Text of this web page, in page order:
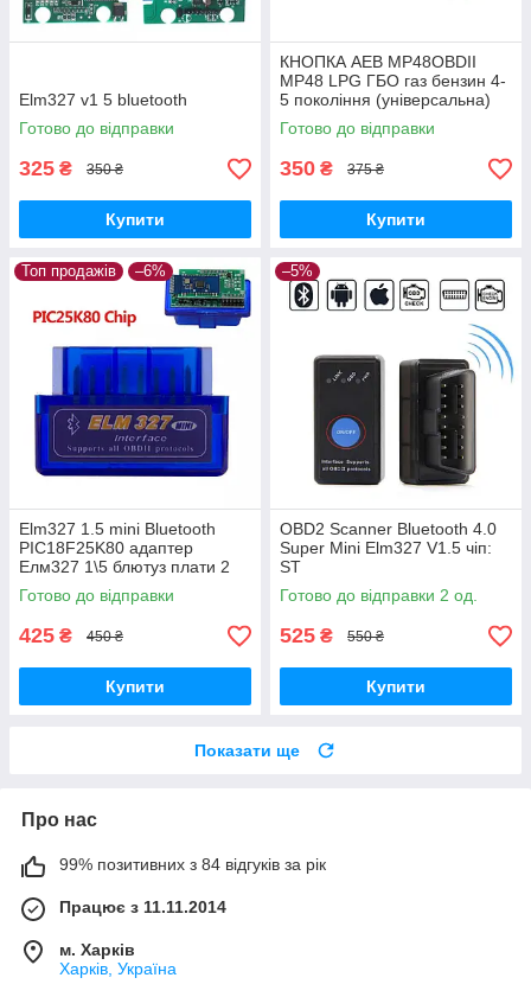
Elm327 v1 5 bluetooth
Готово до відправки
325 ₴ 350 ₴
Купити
КНОПКА AEB MP48OBDII
MP48 LPG ГБО газ бензин 4-
5 покоління (універсальна)
Готово до відправки
350 ₴ 375 ₴
Купити
Топ продажів –6%
Elm327 1.5 mini Bluetooth
PIC18F25K80 адаптер
Елм327 1\5 блютуз плати 2
Готово до відправки
425 ₴ 450 ₴
Купити
–5%
OBD2 Scanner Bluetooth 4.0
Super Mini Elm327 V1.5 чіп:
ST
Готово до відправки 2 од.
525 ₴ 550 ₴
Купити
Показати ще
Про нас
99% позитивних з 84 відгуків за рік
Працює з 11.11.2014
м. Харків
Харків, Україна